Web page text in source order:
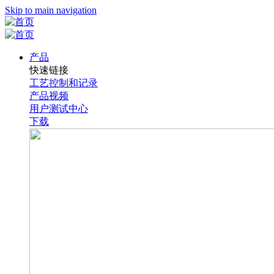
Skip to main navigation
产品
快速链接
工艺控制和记录
产品视频
用户测试中心
下载